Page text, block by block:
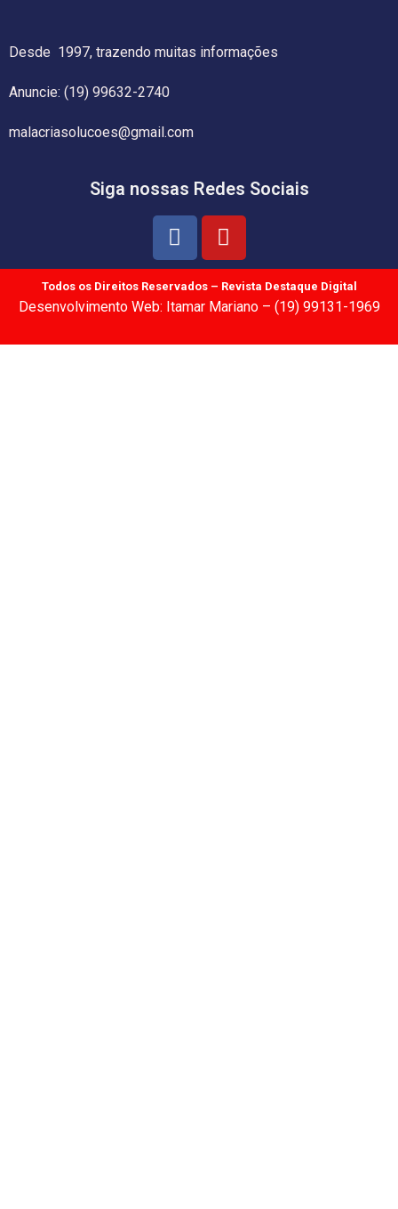
Desde 1997, trazendo muitas informações
Anuncie: (19) 99632-2740
malacriasolucoes@gmail.com
Siga nossas Redes Sociais
Todos os Direitos Reservados – Revista Destaque Digital
Desenvolvimento Web: Itamar Mariano – (19) 99131-1969